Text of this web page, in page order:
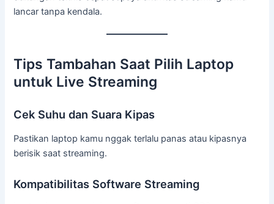
lancar tanpa kendala.
Tips Tambahan Saat Pilih Laptop
untuk Live Streaming
Cek Suhu dan Suara Kipas
Pastikan laptop kamu nggak terlalu panas atau kipasnya
berisik saat streaming.
Kompatibilitas Software Streaming